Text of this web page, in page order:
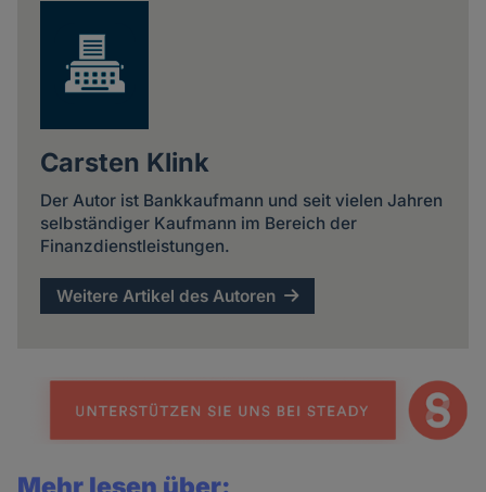
Carsten Klink
Der Autor ist Bankkaufmann und seit vielen Jahren
selbständiger Kaufmann im Bereich der
Finanzdienstleistungen.
Weitere Artikel des Autoren